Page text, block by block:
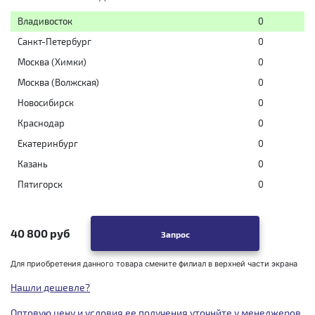
Владивосток
0
Санкт-Петербург
0
Москва (Химки)
0
Москва (Волжская)
0
Новосибирск
0
Краснодар
0
Екатеринбург
0
Казань
0
Пятигорск
0
40 800 руб Запрос
Для приобретения данного товара смените филиал в верхней части экрана
Нашли дешевле?